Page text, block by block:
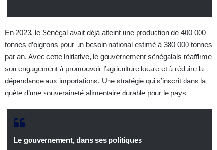
En 2023, le Sénégal avait déjà atteint une production de 400 000
tonnes d’oignons pour un besoin national estimé à 380 000 tonnes
par an. Avec cette initiative, le gouvernement sénégalais réaffirme
son engagement à promouvoir l’agriculture locale et à réduire la
dépendance aux importations. Une stratégie qui s’inscrit dans la
quête d’une souveraineté alimentaire durable pour le pays.
Le gouvernement, dans ses politiques